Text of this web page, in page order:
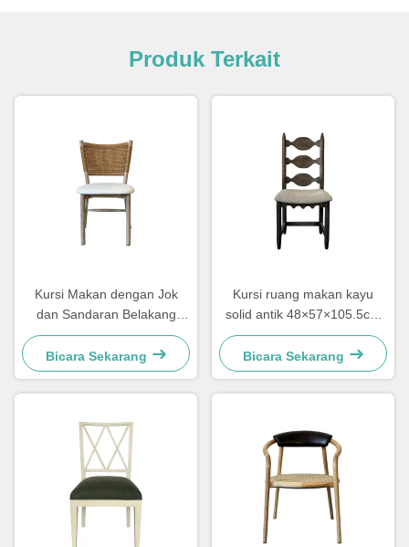
Produk Terkait
Kursi Makan dengan Jok
dan Sandaran Belakang
Anyaman, Mudah
Dibersihkan, Nyaman untuk
Ruang Makan
Bicara Sekarang
Kursi ruang makan kayu
solid antik 48×57×105.5cm
Lembut Dengan Sandaran
Tangga Berukir
Bicara Sekarang